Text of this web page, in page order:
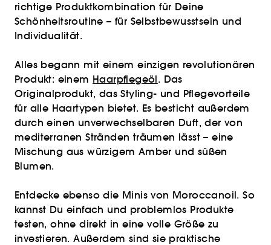
richtige Produktkombination für Deine
Schönheitsroutine – für Selbstbewusstsein und
Individualität.
Alles begann mit einem einzigen revolutionären
Produkt: einem Haarpflegeöl. Das
Originalprodukt, das Styling- und Pflegevorteile
für alle Haartypen bietet. Es besticht außerdem
durch einen unverwechselbaren Duft, der von
mediterranen Stränden träumen lässt – eine
Mischung aus würzigem Amber und süßen
Blumen.
Entdecke ebenso die Minis von Moroccanoil. So
kannst Du einfach und problemlos Produkte
testen, ohne direkt in eine volle Größe zu
investieren. Außerdem sind sie praktische